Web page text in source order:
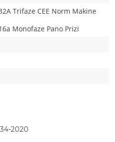
Trifaze CEE Norm Makine
Monofaze Pano Prizi
2020